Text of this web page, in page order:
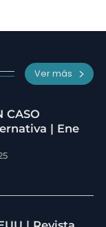
Ver más
CASO
| Ene